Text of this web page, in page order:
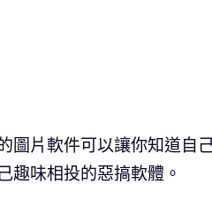
圖片軟件可以讓你知道自
趣味相投的惡搞軟體。